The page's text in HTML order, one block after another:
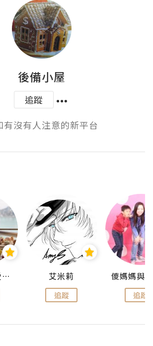
後備小屋
追蹤
有沒有人注意的新平台
✾達芬妮•愛孩子•愛生活✾ 艾米莉
追蹤 追蹤